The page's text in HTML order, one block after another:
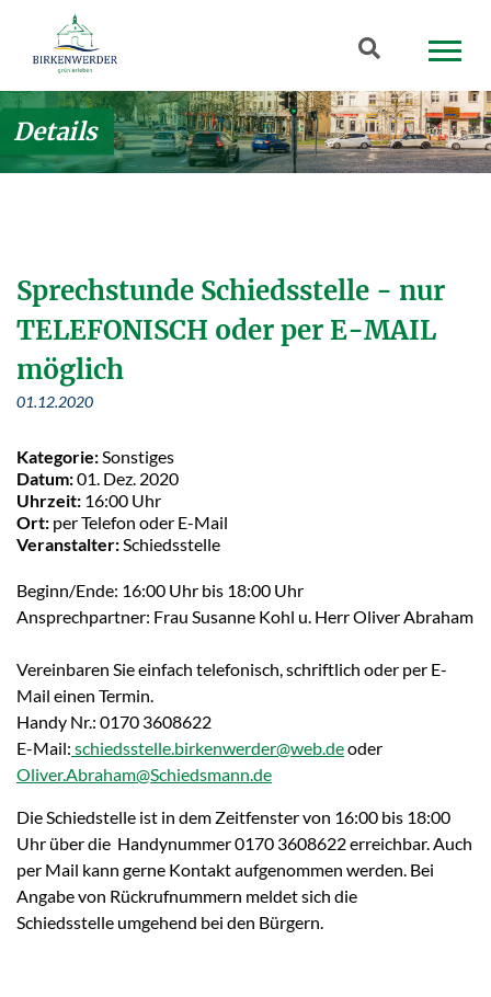
Zum Hauptinhalt springen
Suchbegriff
Details
Sprechstunde Schiedsstelle - nur
TELEFONISCH oder per E-MAIL
möglich
01.12.2020
Kategorie: Sonstiges
Datum:01. Dez. 2020
Uhrzeit: 16:00 Uhr
Ort: per Telefon oder E-Mail
Veranstalter: Schiedsstelle
Beginn/Ende: 16:00 Uhr bis 18:00 Uhr
Ansprechpartner: Frau Susanne Kohl u. Herr Oliver Abraham
Vereinbaren Sie einfach telefonisch, schriftlich oder per E-
Mail einen Termin.
Handy Nr.: 0170 3608622
E-Mail: schiedsstelle.birkenwerder@web.deoder
Oliver.Abraham@Schiedsmann.de
Die Schiedstelle ist in dem Zeitfenster von 16:00 bis 18:00
Uhr über die Handynummer 0170 3608622 erreichbar. Auch
per Mail kann gerne Kontakt aufgenommen werden. Bei
Angabe von Rückrufnummern meldet sich die
Schiedsstelle umgehend bei den Bürgern.